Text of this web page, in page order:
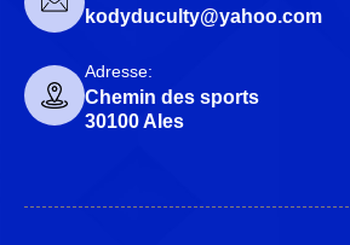
kodyduculty@yahoo.com
Adresse:
Chemin des sports
30100 Ales